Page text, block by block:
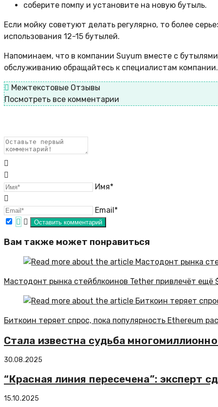
соберите помпу и установите на новую бутыль.
Если мойку советуют делать регулярно, то более
использования 12-15 бутылей.
Напоминаем, что в компании Suyum вместе с
обслуживанию обращайтесь к специалистам компании.
Межтекстовые Отзывы
Посмотреть все комментарии
Имя*
Email*
Вам также может понравиться
Мастодонт рынка стейблкоинов Tether привлечёт ещё
Биткоин теряет спрос, пока популярность Ethereum
Стала известна судьба
30.08.2025
“Красная линия пересечена”: эксперт
15.10.2025